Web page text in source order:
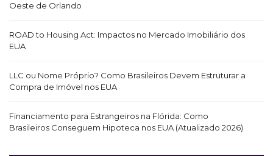
Oeste de Orlando
ROAD to Housing Act: Impactos no Mercado Imobiliário dos
EUA
LLC ou Nome Próprio? Como Brasileiros Devem Estruturar a
Compra de Imóvel nos EUA
Financiamento para Estrangeiros na Flórida: Como
Brasileiros Conseguem Hipoteca nos EUA (Atualizado 2026)